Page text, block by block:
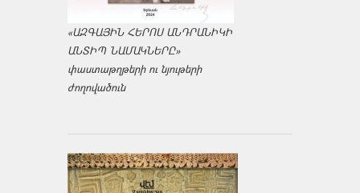
«ԱԶԳԱՅԻՆ ՀԵՐՈՍ ԱՆԴՐԱՆԻԿԻ
ԱՆՏԻՊ ՆԱՄԱԿՆԵՐԸ»
փաստաթղթերի ու նյութերի
ժողովածուն